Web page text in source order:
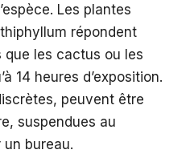
Les plantes
répondent
que les cactus ou les
14 heures d’exposition.
peuvent être
suspendues au
bureau.